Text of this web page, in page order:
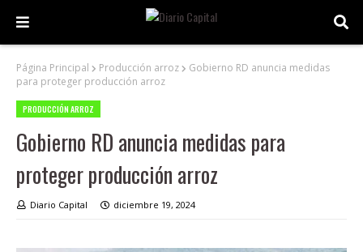
Página Principal Producción arroz
Gobierno RD anuncia medidas
para proteger producción arroz
PRODUCCIÓN ARROZ
Gobierno RD anuncia medidas para
proteger producción arroz
Diario Capital diciembre 19, 2024